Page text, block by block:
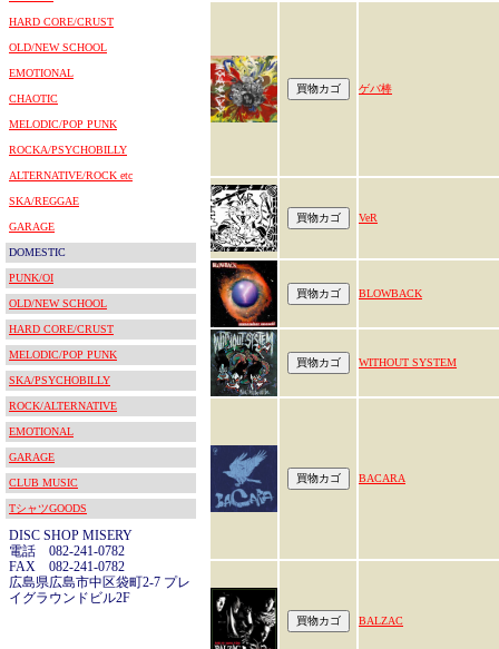
HARD CORE/CRUST
OLD/NEW SCHOOL
EMOTIONAL
CHAOTIC
MELODIC/POP PUNK
ROCKA/PSYCHOBILLY
ALTERNATIVE/ROCK etc
SKA/REGGAE
GARAGE
DOMESTIC
PUNK/OI
OLD/NEW SCHOOL
HARD CORE/CRUST
MELODIC/POP PUNK
SKA/PSYCHOBILLY
ROCK/ALTERNATIVE
EMOTIONAL
GARAGE
CLUB MUSIC
TシャツGOODS
DISC SHOP MISERY
電話 082-241-0782
FAX 082-241-0782
広島県広島市中区袋町2-7 プレ
イグラウンドビル2F
ゲバ棒
VeR
BLOWBACK
WITHOUT SYSTEM
BACARA
BALZAC